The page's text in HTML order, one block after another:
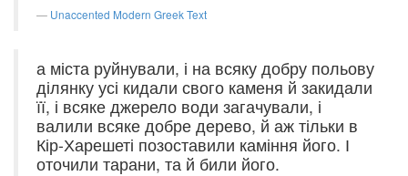
Unaccented Modern Greek Text
а міста руйнували, і на всяку добру польову
ділянку усі кидали свого каменя й закидали
її, і всяке джерело води загачували, і
валили всяке добре дерево, й аж тільки в
Кір-Харешеті позоставили каміння його. І
оточили тарани, та й били його.